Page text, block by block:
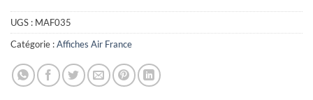
UGS : MAF035
Catégorie :Affiches Air France